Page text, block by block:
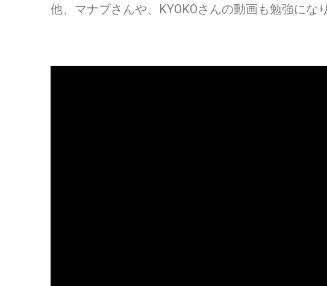
他、マナブさんや、KYOKOさんの動画も勉強にな